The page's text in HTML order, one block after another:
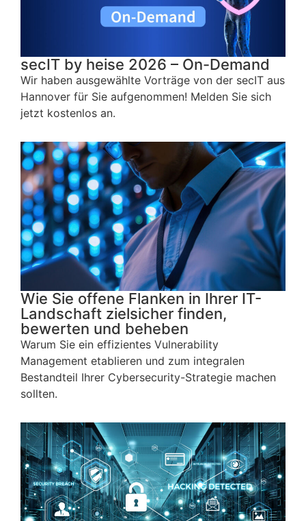
secIT by heise 2026 – On-Demand
Wir haben ausgewählte Vorträge von der secIT aus
Hannover für Sie aufgenommen! Melden Sie sich
jetzt kostenlos an.
Wie Sie offene Flanken in Ihrer IT-
Landschaft zielsicher finden,
bewerten und beheben
Warum Sie ein effizientes Vulnerability
Management etablieren und zum integralen
Bestandteil Ihrer Cybersecurity-Strategie machen
sollten.